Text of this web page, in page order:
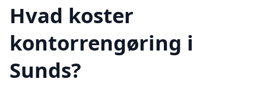
Hvad koster
kontorrengøring i
Sunds?